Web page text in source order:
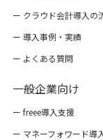
ー クラウド会計導入の
ー 導入事例・実績
ー よくある質問
一般企業向け
ー freee導入支援
ー マネーフォワード導